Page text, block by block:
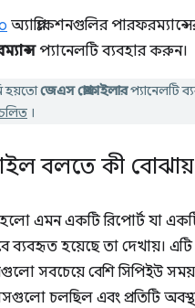
অ্যাপ্লিকেশনগুলির
প্যানেলটি ব্যবহার করুন।
হয়তোজেএস প্রোফাইলারপ্যানেলটি
।
বলতে কী
এমন একটি রিপোর্ট যা একটি
ব্যবহৃত হয়েছে তা দেখায়।
সবচেয়ে বেশি সিপিইউ
চলছিল এবং প্রতিটি